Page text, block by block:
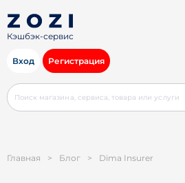
Кэшбэк-сервис
Вход Регистрация
Главная > Блог > Dima Insurer